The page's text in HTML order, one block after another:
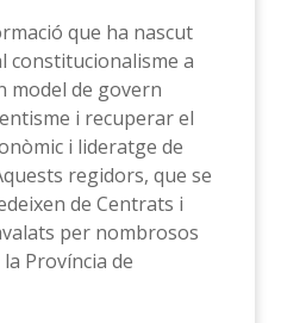
que ha nascut
constitucionalisme a
model de govern
i recuperar el
i lideratge de
regidors, que se
de Centrats i
per nombrosos
Província de